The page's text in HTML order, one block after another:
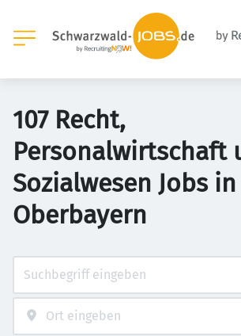
107 Recht,
Personalwirtschaft
Sozialwesen Jobs in
Oberbayern